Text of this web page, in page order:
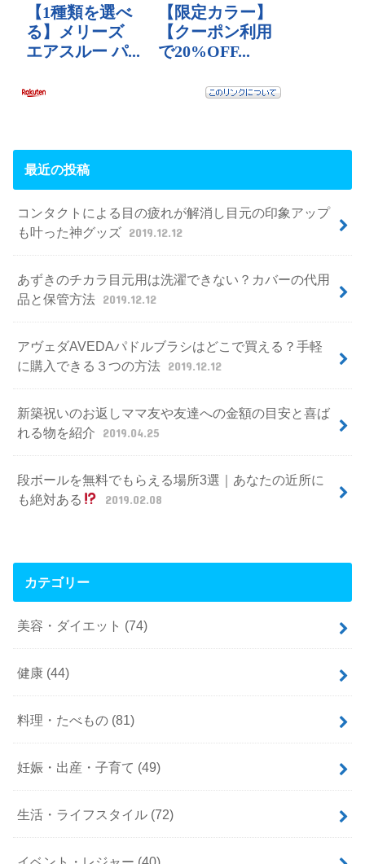
最近の投稿
コンタクトによる目の疲れが解消し目元の印象アップ
も叶った神グッズ 2019.12.12
あずきのチカラ目元用は洗濯できない？カバーの代用
品と保管方法 2019.12.12
アヴェダAVEDAパドルブラシはどこで買える？手軽
に購入できる３つの方法 2019.12.12
新築祝いのお返しママ友や友達への金額の目安と喜ば
れる物を紹介
2019.04.25
段ボールを無料でもらえる場所3選｜あなたの近所に
も絶対ある
2019.02.08
カテゴリー
美容・ダイエット (74)
健康 (44)
料理・たべもの (81)
妊娠・出産・子育て (49)
生活・ライフスタイル (72)